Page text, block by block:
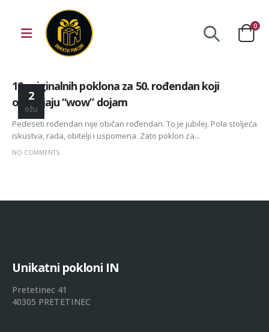
0
2
ožu
10 originalnih poklona za 50. rođendan koji
ostavljaju “wow” dojam
Pedeseti rođendan nije običan rođendan. To je jubilej. Pola stoljeća
iskustva, rada, obitelji i uspomena. Zato poklon za...
NO COMMENTS
Unikatni pokloni IN
Pretetinec 41
40305 PRETETINEC